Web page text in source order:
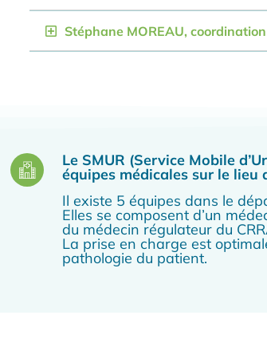
Stéphane MOREAU,
Le SMUR (Service Mobile
équipes médicales sur le lieu
Il existe 5 équipes dans le
Elles se composent d’un
du médecin régulateur du
La prise en charge est
pathologie du patient.